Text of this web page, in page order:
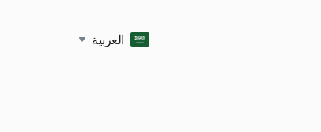
العربية